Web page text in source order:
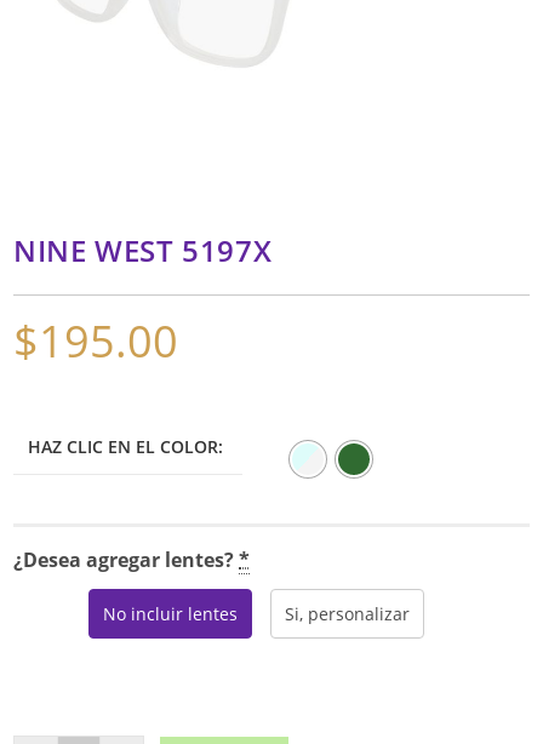
NINE WEST 5197X
$195.00
HAZ CLIC EN EL COLOR:
¿Desea agregar lentes?*
No incluir lentes Si, personalizar